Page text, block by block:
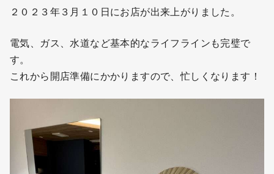
２０２３年３月１０日にお店が出来上がりました。
電気、ガス、水道など基本的なライフラインも完璧で
す。
これから開店準備にかかりますので、忙しくなります！